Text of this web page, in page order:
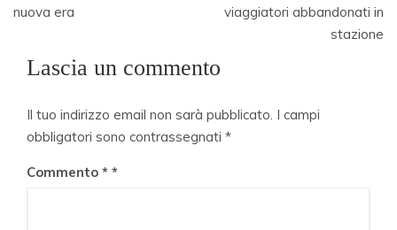
nuova era
viaggiatori abbandonati in
stazione
Lascia un commento
Il tuo indirizzo email non sarà pubblicato. I campi
obbligatori sono contrassegnati *
Commento *